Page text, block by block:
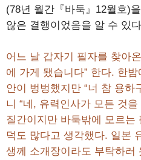
(78년 월간『바둑』12월호)
않은 결행이었음을 알 수 있
어느 날 갑자기 필자를 찾아
에 가게 됐습니다” 한다. 한
안이 벙벙했지만 “너 참 용하
니 “네, 유력인사가 모든 것
질간이지만 바둑밖에 모르는
덕도 많다고 생각했다. 일본
생께 소개장이라도 부탁하러